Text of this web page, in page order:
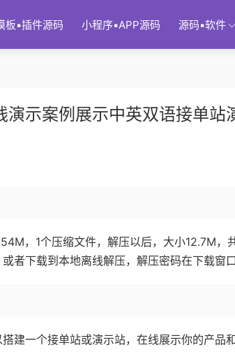
板▪插件源码 小程序▪APP源码 源码▪软件
示案例展示中英双语接单站
，1个压缩文件，解压以后，大小12.7M，
者下载到本地离线解压，解压密码在下载窗口
建一个接单站或演示站，在线展示你的产品